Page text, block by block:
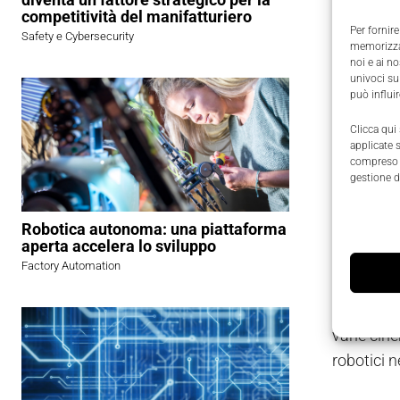
Per
noi e ai
univoci
può
Clicca qui
applicate
gestione
competitività del manifatturiero
Safety e Cybersecurity
Robotica autonoma: una piattaforma
aperta accelera lo sviluppo
Factory Automation
il
e Lynx
Il
con le
aziende
Un
varie
robotici